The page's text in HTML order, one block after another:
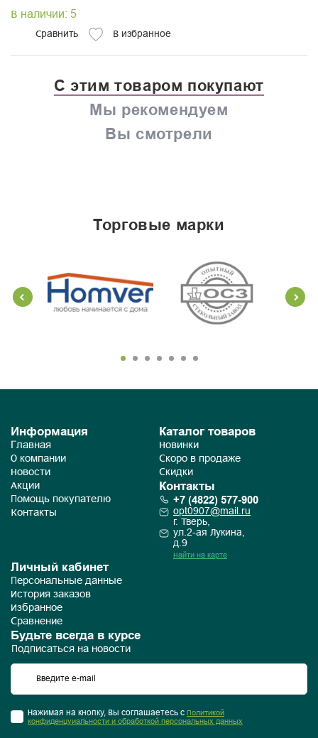
В наличии: 5
Сравнить В избранное
С этим товаром покупают
Мы рекомендуем
Вы смотрели
торговые марки
Информация
Главная
О компании
Новости
Акции
Помощь покупателю
Контакты
Каталог товаров
Новинки
Скоро в продаже
Скидки
Контакты
+7 (4822) 577-900
opt0907@mail.ru
г. Тверь,
ул.2-ая Лукина,
д.9
Найти на карте
Личный кабинет
Персональные данные
История заказов
Избранное
Сравнение
Будьте всегда в курсе
Подписаться на новости
Нажимая на кнопку, Вы соглашаетесь с Политикой
конфиденцуиальности и обработкой персональных данных